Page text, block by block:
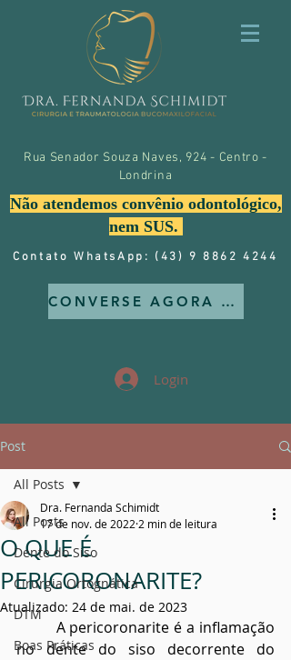
Rua Senador Souza Naves, 924 - Centro -
Londrina
Não atendemos convênio odontológico,
nem SUS.
Contato WhatsApp: (43) 9 8862 4244
CONVERSE AGORA MESMO CONOSCO
Login
Post
All Posts
Dente do Siso
Cirurgia Ortognática
DTM
Boas Práticas
All Posts
O QUE É
PERICORONARITE?
Dra. Fernanda Schimidt
17 de nov. de 2022 2 min de leitura
Atualizado: 24 de mai. de 2023
no dente do siso decorrente do